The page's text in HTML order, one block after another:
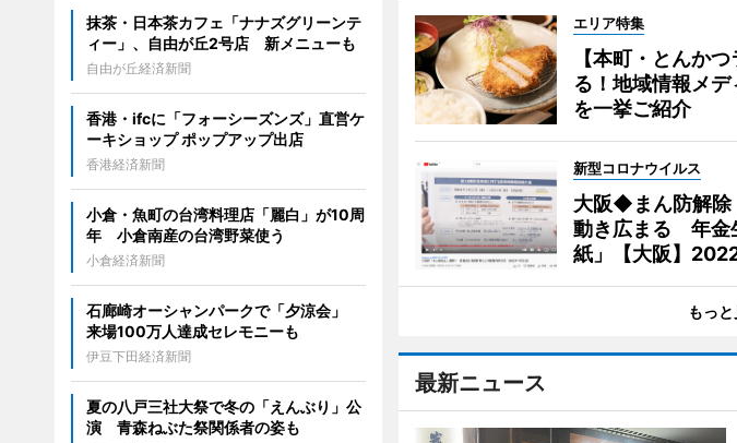
エリア特集
【本町・とんか
る！地域情報メ
を一挙ご紹介
新型コロナウイルス
大阪◆まん防解
動き広まる 年金
紙」【大阪】
もっ
最新ニュース
抹茶・日本茶カフェ「ナナズグリーンテ
ィー」、自由が丘2号店 新メニューも
自由が丘経済新聞
香港・ifcに「フォーシーズンズ」直営ケ
ーキショップ ポップアップ出店
香港経済新聞
小倉・魚町の台湾料理店「麗白」が10周
年 小倉南産の台湾野菜使う
小倉経済新聞
石廊崎オーシャンパークで「夕涼会」
来場100万人達成セレモニーも
伊豆下田経済新聞
夏の八戸三社大祭で冬の「えんぶり」公
演 青森ねぶた祭関係者の姿も